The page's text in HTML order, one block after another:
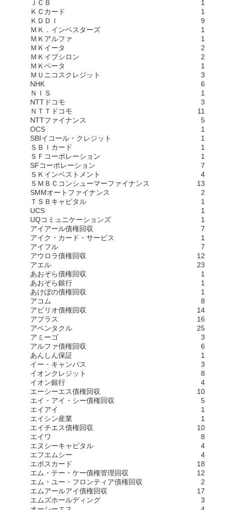
ＪＣＢ
1
ＫＣカード
1
ＫＤＤＩ
9
ＭＫ．インベスターズ
1
ＭＫアルファ
1
ＭＫイータ
2
ＭＫイプシロン
2
ＭＫベータ
1
ＭＵニコスクレジット
3
NHK
6
ＮＩＳ
1
NTTドコモ
3
ＮＴＴドコモ
11
NTTファイナンス
5
OCS
1
SBIイコール・クレジット
1
ＳＢＩカード
1
ＳＦコーポレーション
1
SFコーポレーション
7
ＳＫインベストメント
4
ＳＭＢＣコンシューマーファイナンス
13
SMMオートファイナンス
2
ＴＳＢキャピタル
1
UCS
1
UQコミュニケーションズ
1
アイアール債権回収
7
アイク・カード・サービス
1
アイフル
7
アウロラ債権回収
12
アエル
23
あおぞら債権回収
1
あおぞら銀行
1
あけぼの債権回収
1
アコム
8
アビリオ債権回収
14
アプラス
16
アペンタクル
25
アミーゴ
3
アルファ債権回収
6
あんしん保証
1
イー・キャンパス
3
イオンクレジット
8
イオン銀行
4
エーシーエス債権回収
10
エイ・アイ・シー債権回収
5
エイアイ
1
エイシン産業
1
エイチエス債権回収
10
エイワ
8
エヌシーキャピタル
4
エフエムシー
4
エポスカード
18
エム・テー・ケー債権管理回収
12
エム・ユー・フロンティア債権回収
2
エムアールアイ債権回収
17
エムズホールディング
3